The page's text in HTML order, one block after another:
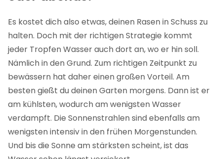
Es kostet dich also etwas, deinen Rasen in Schuss zu
halten. Doch mit der richtigen Strategie kommt
jeder Tropfen Wasser auch dort an, wo er hin soll.
Nämlich in den Grund. Zum richtigen Zeitpunkt zu
bewässern hat daher einen großen Vorteil. Am
besten gießt du deinen Garten morgens. Dann ist er
am kühlsten, wodurch am wenigsten Wasser
verdampft. Die Sonnenstrahlen sind ebenfalls am
wenigsten intensiv in den frühen Morgenstunden.
Und bis die Sonne am stärksten scheint, ist das